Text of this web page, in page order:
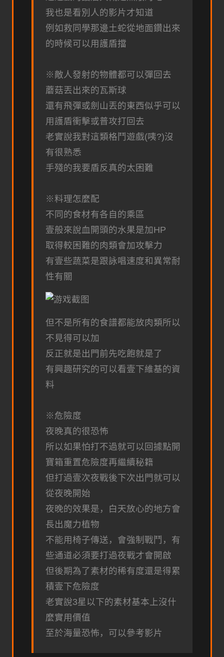
我也是看別人的影片才知道
例如救同學那邊土蛇從地面鑽出來
的時候可以用護盾擋
※敵人發射的物體都可以彈回去
蘑菇丟出來的瓦斯球
還有飛彈或劍山丟的東西似乎可以
用護盾衝擊或普攻打回去
老實說我對這類格鬥遊戲(咦?)沒
有很熟悉
手殘的我要盾反真的太困難
※料理怎麼配
不同的食材有各自的乘區
壹般來說血開頭的水果是加HP
取得較困難的肉類會加攻擊力
有壹些蔬菜是跟詠唱速度和異常耐
性有關
但不是所有的食譜都能放肉類所以
不見得可以加
反正就是出門前先吃飽就是了
有興趣研究的可以看壹下維基的資
料
※危險度
夜晚真的很恐怖
所以如果怕打不過就可以回據點開
寶箱重置危險度再繼續秘籍
但打過壹次夜戰後下次出門就可以
從夜晚開始
夜晚的效果是，白天放心的地方會
長出魔力植物
不能用椅子傳送，會強制戰鬥，有
些通道必須要打過夜戰才會開啟
但後期為了素材的稀有度還是得累
積壹下危險度
老實說3星以下的素材基本上沒什
麼實用價值
至於海量恐怖，可以參考影片